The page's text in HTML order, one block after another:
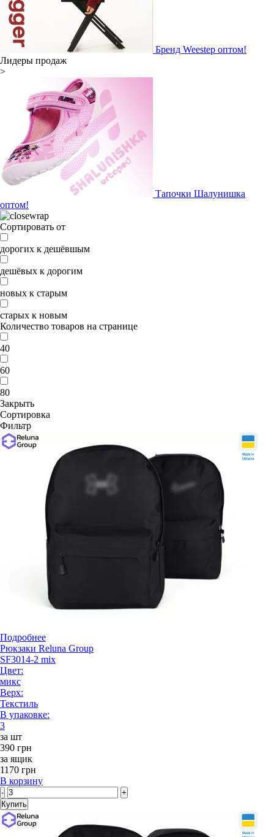
Бренд Weestep оптом!
Лидеры продаж
>
Тапочки Шалунишка
оптом!
Сортировать от
дорогих к дешёвшым
дешёвых к дорогим
новых к старым
старых к новым
Количество товаров на странице
40
60
80
Закрыть
Сортировка
Фильтр
Подробнее
Рюкзаки Reluna Group
SF3014-2 mix
Цвет:
микс
Верх:
Текстиль
В упаковке:
3
за шт
390 грн
за ящик
1170 грн
В корзину
-
+
Купить